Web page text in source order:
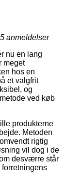
anmeldelser
nu en lang
meget
hos en
et valgfrit
og
ved køb
produkterne
Metoden
rigtig
vil dog i de
desværre står